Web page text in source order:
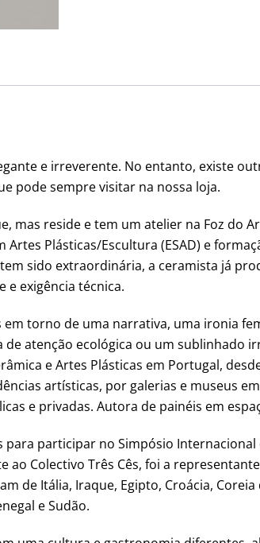
e irreverente. No entanto, existe
pode sempre visitar na nossa loja.
mas reside e tem um atelier na Foz do
Artes Plásticas/Escultura (ESAD) e
sido extraordinária, a ceramista já
e exigência técnica.
torno de uma narrativa, uma ironia
de atenção ecológica ou um sublinhado
e Artes Plásticas em Portugal,
artísticas, por galerias e museus
e privadas. Autora de painéis em
para participar no Simpósio Internacional
ao Colectivo Três Cês, foi a
de Itália, Iraque, Egipto, Croácia, Coreia
e Sudão.